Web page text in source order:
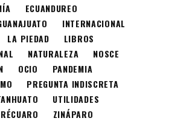
ECUANDUREO
INTERNACIONAL
LA PIEDAD
LIBROS
NATURALEZA
NOSCE
OCIO
PANDEMIA
PREGUNTA INDISCRETA
UTILIDADES
ZINÁPARO